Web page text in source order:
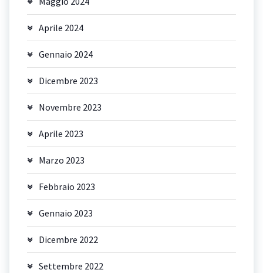
Aprile 2024
Gennaio 2024
Dicembre 2023
Novembre 2023
Aprile 2023
Marzo 2023
Febbraio 2023
Gennaio 2023
Dicembre 2022
Settembre 2022